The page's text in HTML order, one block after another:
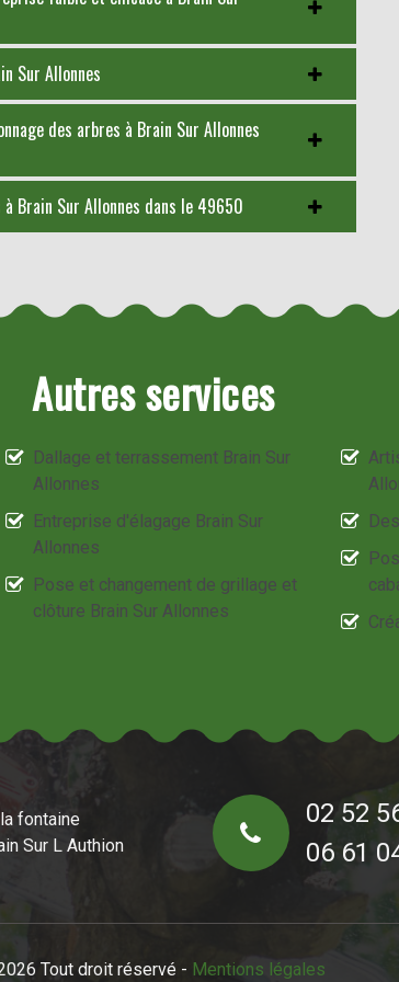
Sur Allonnes
des arbres à Brain Sur Allonnes
Brain Sur Allonnes dans le 49650
Autres services
Dallage et terrassement Brain Sur
Allonnes
Entreprise d'élagage Brain Sur
Allonnes
Pose et changement de grillage et
clôture Brain Sur Allonnes
fontaine
Sur L Authion
02 52
06 61
Tout droit réservé - Mentions légales